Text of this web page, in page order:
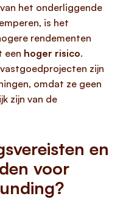
van het onderliggende
is het
rendementen
een hoger risico.
zijn
omdat ze geen
zijn van de
en
voor